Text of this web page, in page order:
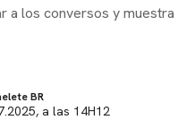
a los conversos y muestra
BR
a las 14H12